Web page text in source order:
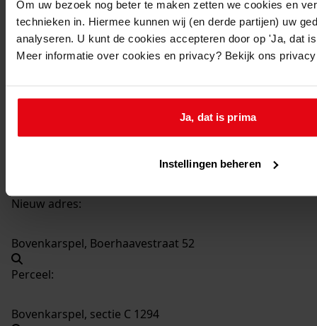
Om uw bezoek nog beter te maken zetten we cookies en
technieken in. Hiermee kunnen wij (en derde partijen) uw
analyseren. U kunt de cookies accepteren door op 'Ja, dat
Meer informatie over cookies en privacy? Bekijk ons
Ja, dat is prima
Instellingen beheren
1233Plaatsen van een dakkapel, 28-06-1977
Datering:
Adres:
Bovenkarspel, Boerhaavestraat 52
Nieuw adres:
Bovenkarspel, Boerhaavestraat 52
Perceel:
Bovenkarspel, sectie C 1294